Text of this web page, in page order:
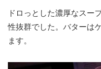
ドロっとした濃厚なスー
性抜群でした。バターは
ます。